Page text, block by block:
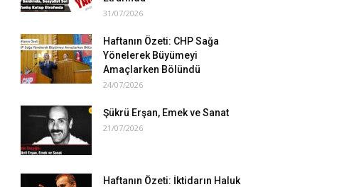
31/07/2026
Haftanın Özeti: CHP Sağa
Yönelerek Büyümeyi
Amaçlarken Bölündü
24/07/2026
Şükrü Erşan, Emek ve Sanat
21/07/2026
Haftanın Özeti: İktidarın Haluk